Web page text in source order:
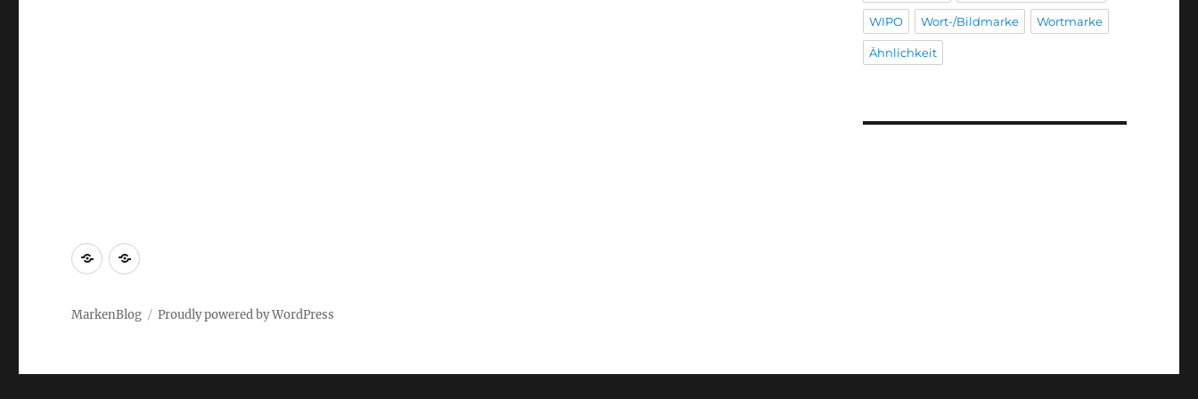
WIPO Wort-/Bildmarke Wortmarke
Ähnlichkeit
Markenrecherche
Gastbeiträge
MarkenBlog Proudly powered by WordPress